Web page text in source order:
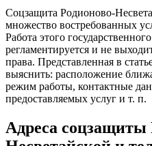
Соцзащита Родионово-
множество востребованных
Работа этого
регламентируется и не
права. Представленная в
выяснить: расположение
режим работы, контактные
предоставляемых услуг и т. п.
Адреса соцзащиты